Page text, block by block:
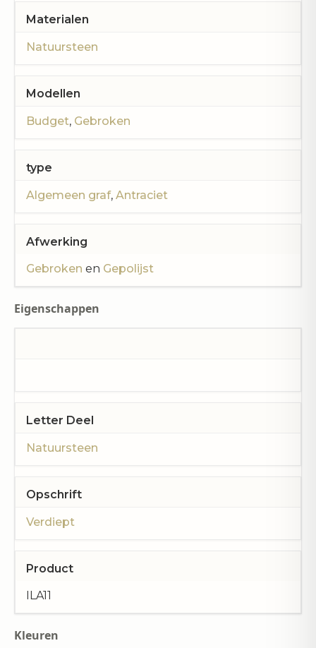
Materialen
Natuursteen
Modellen
Budget, Gebroken
type
Algemeen graf, Antraciet
Afwerking
Gebroken en Gepolijst
Eigenschappen
‍Letter Deel
Natuursteen
Opschrift
Verdiept
Product
ILA11
Kleuren